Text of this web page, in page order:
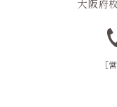
大阪府
［